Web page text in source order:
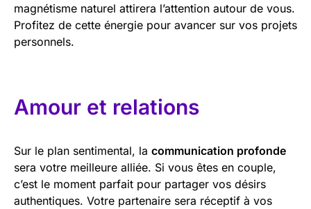
magnétisme naturel attirera l’attention autour de vous.
Profitez de cette énergie pour avancer sur vos projets
personnels.
Amour et relations
Sur le plan sentimental, la communication profonde
sera votre meilleure alliée. Si vous êtes en couple,
c’est le moment parfait pour partager vos désirs
authentiques. Votre partenaire sera réceptif à vos